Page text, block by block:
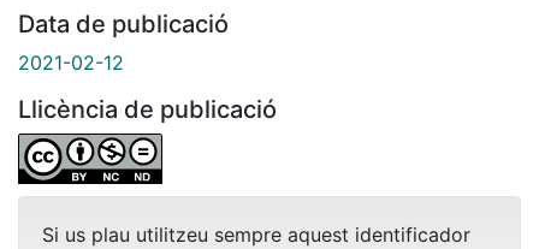
Data de publicació
2021-02-12
Llicència de publicació
Si us plau utilitzeu sempre aquest identificador